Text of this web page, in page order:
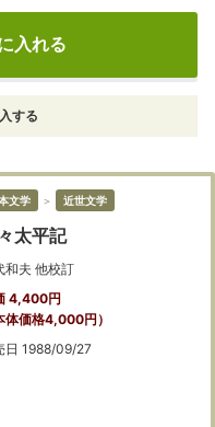
入れる
する
文学 ＞ 近世文学
太平記
和夫 他校訂
4,400円
体価格4,000円）
日 1988/09/27